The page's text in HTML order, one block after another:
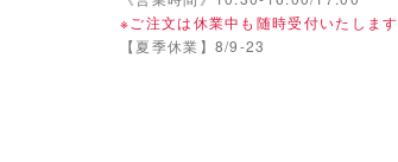
※ご注文は休業中も随時受付いたします
【夏季休業】8/9-23